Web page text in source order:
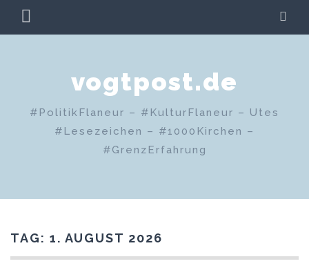
Zum
Inhalt MENÜ
vogtpost.de
#PolitikFlaneur – #KulturFlaneur – Utes
#Lesezeichen – #1000Kirchen –
#GrenzErfahrung
TAG: 1. AUGUST 2026